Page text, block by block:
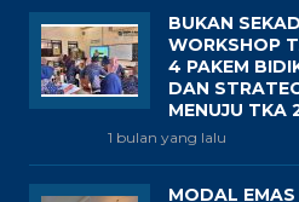
BUKAN
WORKSHOP
4 PAKEM
DAN
MENUJU TKA
1 bulan yang lalu
MODAL